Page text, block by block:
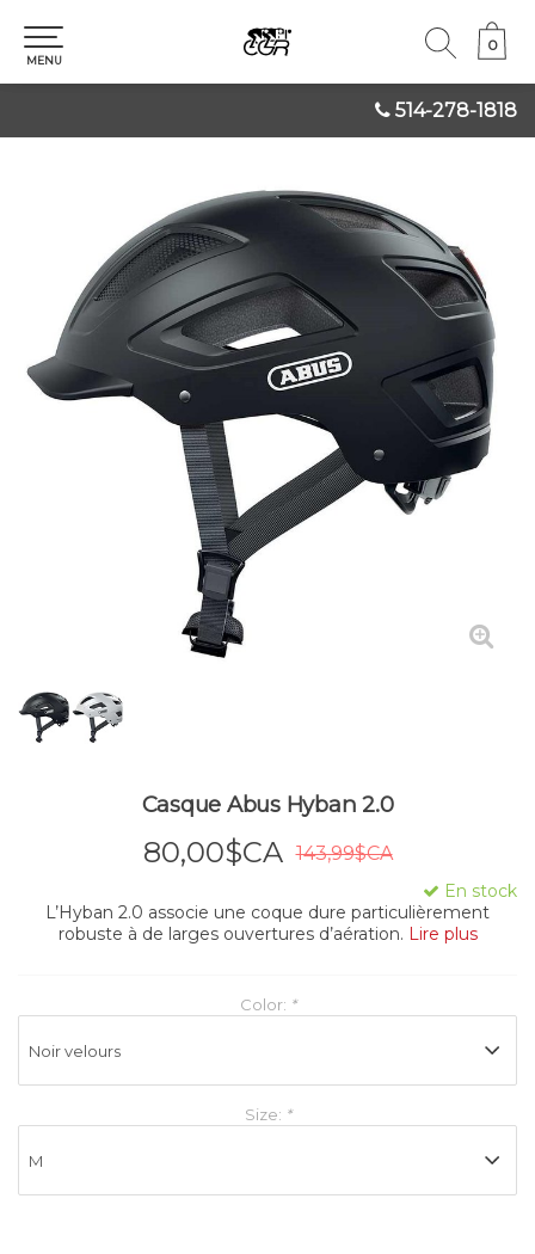
514-278-1818
0
0
MENU
Casque Abus Hyban 2.0
80,00$CA 143,99$CA
En stock
L’Hyban 2.0 associe une coque dure particulièrement
robuste à de larges ouvertures d’aération. Lire plus
Color: *
Size: *